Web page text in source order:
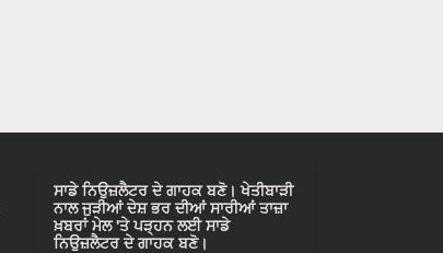
ਸਾਡੇ ਨਿਉਜ਼ਲੈਟਰ ਦੇ ਗਾਹਕ ਬਣੋ। ਖੇਤੀਬਾੜੀ
ਨਾਲ ਜੁੜੀਆਂ ਦੇਸ਼ ਭਰ ਦੀਆਂ ਸਾਰੀਆਂ ਤਾਜ਼ਾ
ਖ਼ਬਰਾਂ ਮੇਲ 'ਤੇ ਪੜ੍ਹਨ ਲਈ ਸਾਡੇ
ਨਿਉਜ਼ਲੈਟਰ ਦੇ ਗਾਹਕ ਬਣੋ।